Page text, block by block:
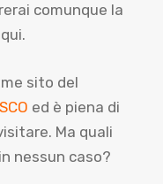
comunque la
sito del
ed è piena di
Ma quali
nessun caso?